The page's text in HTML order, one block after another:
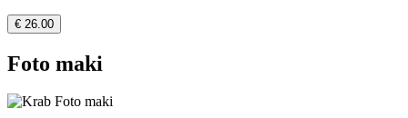
€ 26.00
Foto maki